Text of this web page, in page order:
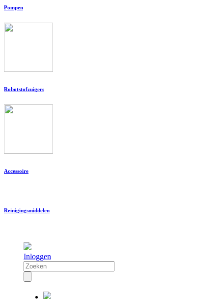
Pompen
Robotstofzuigers
Accessoire
Reinigingsmiddelen
Inloggen